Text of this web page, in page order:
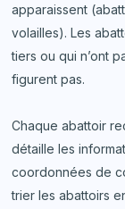
apparaissent
volailles). Les
tiers ou qui n’ont
figurent pas.
Chaque abattoir
détaille les
coordonnées de
trier les abattoirs